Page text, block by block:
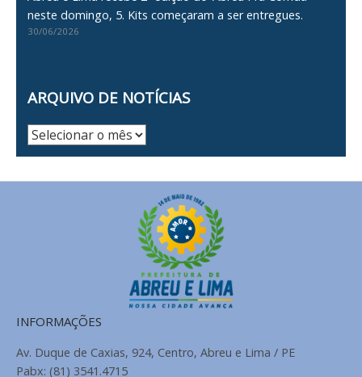
neste domingo, 5. Kits começaram a ser entregues.
30/06/2026
ARQUIVO DE NOTÍCIAS
Arquivo
INFORMAÇÕES
Av. Duque de Caxias, 924, Centro, Abreu e Lima / PE
Pabx: (81) 3541.4715